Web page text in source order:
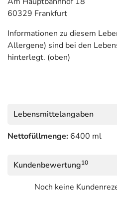
60329 Frankfurt
Informationen zu diesem
Allergene) sind bei den
hinterlegt. (oben)
Lebensmittelangaben
Nettofüllmenge: 6400 ml
Kundenbewertung10
Noch keine